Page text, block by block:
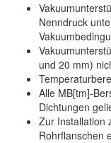
Nenndruck
und 20 mm)
Alle MB[tm]-
Dichtungen
Zur Installation
Rohrflanschen